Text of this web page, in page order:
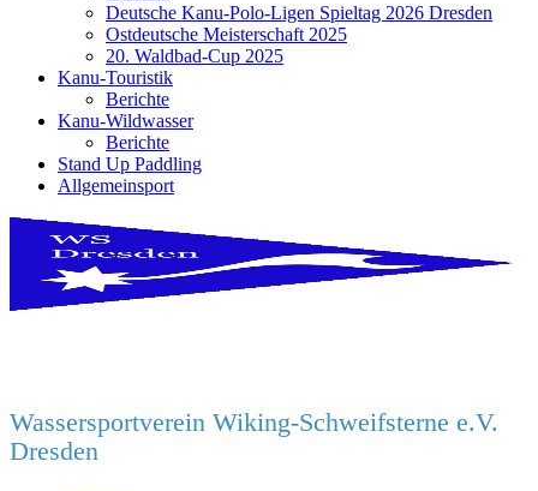
Deutsche Kanu-Polo-Ligen Spieltag 2026 Dresden
Ostdeutsche Meisterschaft 2025
20. Waldbad-Cup 2025
Kanu-Touristik
Berichte
Kanu-Wildwasser
Berichte
Stand Up Paddling
Allgemeinsport
Wassersportverein Wiking-Schweifsterne e.V.
Dresden